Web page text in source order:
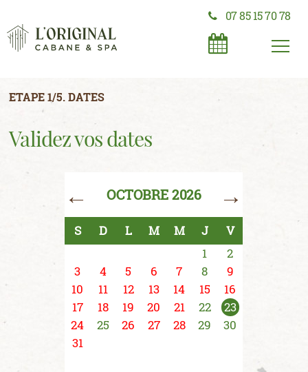
07 85 15 70 78
ETAPE 1/5. DATES
Validez vos dates
← →
OCTOBRE 2026
S D L M M J
V
1
2
3
4 5 6 7 8
9
10
11 12 13 14 15
16
17
18 19 20 21 22
23
24
25 26 27 28 29
30
31